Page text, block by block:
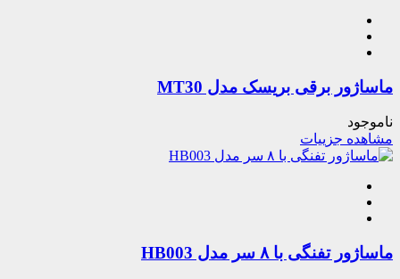
ماساژور برقی بریسک مدل MT30
ناموجود
مشاهده جزییات
ماساژور تفنگی با ۸ سر مدل HB003